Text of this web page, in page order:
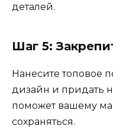
деталей.
Шаг 5:
Нанесите топовое
дизайн и придать
поможет вашему
сохраняться.